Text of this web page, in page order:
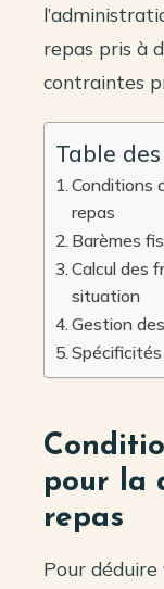
repas pris à
contraintes
Table
Conditions
repas
Barèmes
Calcul des
situation
Gestion
pour la
repas
Pour déduire